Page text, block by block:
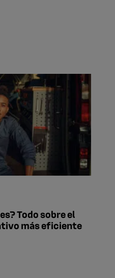
Todo sobre el
más eficiente